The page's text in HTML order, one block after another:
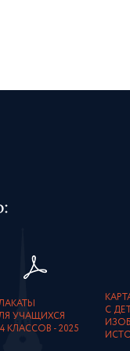
УЧАЩИХСЯ
КЛАССОВ - 2025
С